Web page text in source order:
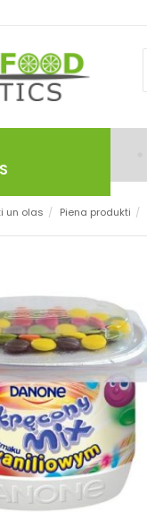
un olas / Piena produkti /